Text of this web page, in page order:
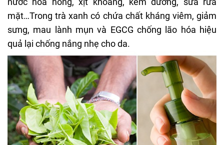
mặt…Trong trà xanh có chứa chất kháng viêm, giảm
sưng, mau lành mụn và EGCG chống lão hóa hiệu
quả lại chống nắng nhẹ cho da.